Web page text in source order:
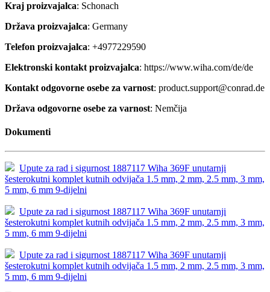
Kraj proizvajalca: Schonach
Država proizvajalca: Germany
Telefon proizvajalca: +4977229590
Elektronski kontakt proizvajalca: https://www.wiha.com/de/de
Kontakt odgovorne osebe za varnost: product.support@conrad.de
Država odgovorne osebe za varnost: Nemčija
Dokumenti
Upute za rad i sigurnost 1887117 Wiha 369F unutarnji
šesterokutni komplet kutnih odvijača 1.5 mm, 2 mm, 2.5 mm, 3 mm,
5 mm, 6 mm 9-dijelni
Upute za rad i sigurnost 1887117 Wiha 369F unutarnji
šesterokutni komplet kutnih odvijača 1.5 mm, 2 mm, 2.5 mm, 3 mm,
5 mm, 6 mm 9-dijelni
Upute za rad i sigurnost 1887117 Wiha 369F unutarnji
šesterokutni komplet kutnih odvijača 1.5 mm, 2 mm, 2.5 mm, 3 mm,
5 mm, 6 mm 9-dijelni